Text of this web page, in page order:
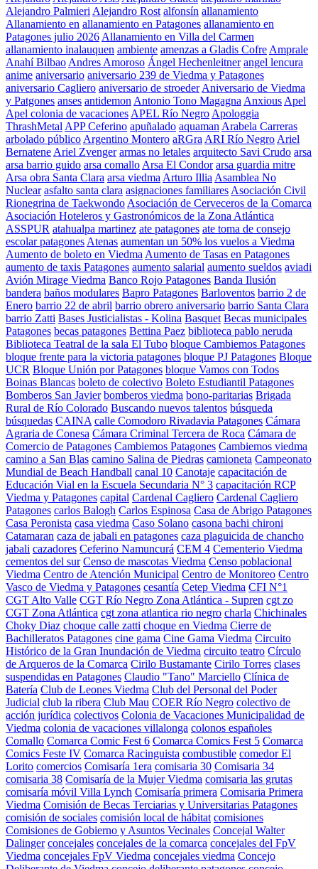
Alejandro Palmieri Alejandro Rost alfonsín allanamiento
Allanamiento en allanamiento en Patagones allanamiento en
Patagones julio 2026 Allanamiento en Villa del Carmen
allanamiento inalauquen ambiente amenzas a Gladis Cofre Amprale
Anahí Bilbao Andres Amoroso Ángel Hechenleitner angel lencura
anime aniversario aniversario 239 de Viedma y Patagones
aniversario Cagliero aniversario de stroeder Aniversario de Viedma
y Patgones anses antidemon Antonio Tono Magagna Anxious Apel
Apel colonia de vacaciones APEL Río Negro Apologgia
ThrashMetal APP Ceferino apuñalado aquaman Arabela Carreras
arbolado público Argentino Montero aRGra ARI Río Negro Ariel
Bernatene Ariel Zvenger armas no letales arquitecto Savi Crudo arsa
arsa barrio guido arsa comallo Arsa El Condor arsa guardia mitre
Arsa obra Santa Clara arsa viedma Arturo Illia Asamblea No
Nuclear asfalto santa clara asignaciones familiares Asociación Civil
Rionegrina de Taekwondo Asociación de Cerveceros de la Comarca
Asociación Hoteleros y Gastronómicos de la Zona Atlántica
ASSPUR atahualpa martinez ate patagones ate toma de consejo
escolar patagones Atenas aumentan un 50% los vuelos a Viedma
Aumento de boleto en Viedma Aumento de Tasas en Patagones
aumento de taxis Patagones aumento salarial aumento sueldos aviadi
Avión Mirage Viedma Banco Rojo Patagones Banda Ilusión
bandera baños modulares Bapro Patagones Barloventos barrio 2 de
Enero barrio 22 de abril barrio obrero aniversario barrio Santa Clara
barrio Zatti Bases Justicialistas - Kolina Basquet Becas municipales
Patagones becas patagones Bettina Paez biblioteca pablo neruda
Biblioteca Teatral de la sala El Tubo bloque Cambiemos Patagones
bloque frente para la victoria patagones bloque PJ Patagones Bloque
UCR Bloque Unión por Patagones bloque Vamos con Todos
Boinas Blancas boleto de colectivo Boleto Estudiantil Patagones
Bomberos San Javier bomberos viedma bono-paritarias Brigada
Rural de Río Colorado Buscando nuevos talentos búsqueda
búsquedas CAINA calle Comodoro Rivadavia Patagones Cámara
Agraria de Conesa Cámara Criminal Tercera de Roca Cámara de
Comercio de Patagones Cambiemos Patagones Cambiemos viedma
camino a San Blas camino Salina de Piedras camioneta Campeonato
Mundial de Beach Handball canal 10 Canotaje capacitación de
Educación Vial en la Escuela Secundaria N° 3 capacitación RCP
Viedma y Patagones capital Cardenal Cagliero Cardenal Cagliero
Patagones carlos Balogh Carlos Espinosa Casa de Abrigo Patagones
Casa Peronista casa viedma Caso Solano casona bachi chironi
Catamaran caza de jabali en patagones caza plaguicida de chancho
jabali cazadores Ceferino Namuncurá CEM 4 Cementerio Viedma
cementos del sur Censo de mascotas Viedma Censo poblacional
Viedma Centro de Atención Municipal Centro de Monitoreo Centro
Vasco de Viedma y Patagones cesantía Cetep Viedma CFI N°1
CGT Alto Valle CGT Río Negro Zona Atlántica - Supren cgt zo
CGT Zona Atlántica cgt zona atlantica rio negro charla Chichinales
Choky Diaz choque calle zatti choque en Viedma Cierre de
Bachilleratos Patagones cine gama Cine Gama Viedma Circuito
Histórico de la Gran Inundación de Viedma circuito teatro Círculo
de Arqueros de la Comarca Cirilo Bustamante Cirilo Torres clases
suspendidas en Patagones Claudio "Tano" Marciello Clínica de
Batería Club de Leones Viedma Club del Personal del Poder
Judicial club la ribera Club Mau COER Río Negro colectivo de
acción jurídica colectivos Colonia de Vacaciones Municipalidad de
Viedma colonia de vacaciones villalonga colonos españoles
Comallo Comarca Comic Fest 6 Comarca Comics Fest 5 Comarca
Comics Feste IV Comarca Racinguista combustible comedor El
Lorito comercios Comisaría 1era comisaria 30 Comisaria 34
comisaria 38 Comisaría de la Mujer Viedma comisaria las grutas
comisaría móvil Villa Lynch Comisaría primera Comisaria Primera
Viedma Comisión de Becas Terciarias y Universitarias Patagones
comisión de sociales comisión local de hábitat comisiones
Comisiones de Gobierno y Asuntos Vecinales Concejal Walter
Dalinger concejales concejales de la comarca concejales del FpV
Viedma concejales FpV Viedma concejales viedma Concejo